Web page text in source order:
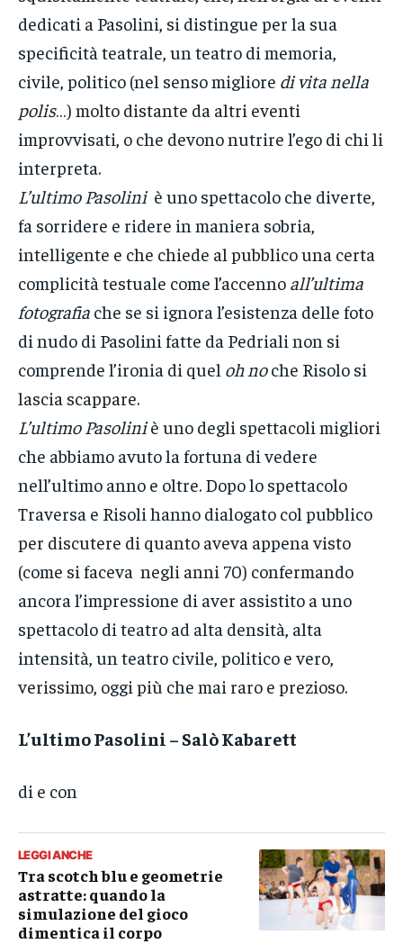
dedicati a Pasolini, si distingue per la sua
specificità teatrale, un teatro di memoria,
civile, politico (nel senso migliore di vita nella
polis…) molto distante da altri eventi
improvvisati, o che devono nutrire l’ego di chi li
interpreta.
L’ultimo Pasoliniè uno spettacolo che diverte,
fa sorridere e ridere in maniera sobria,
intelligente e che chiede al pubblico una certa
complicità testuale come l’accenno all’ultima
fotografia che se si ignora l’esistenza delle foto
di nudo di Pasolini fatte da Pedriali non si
comprende l’ironia di quel oh noche Risolo si
lascia scappare.
L’ultimo Pasoliniè uno degli spettacoli migliori
che abbiamo avuto la fortuna di vedere
nell’ultimo anno e oltre. Dopo lo spettacolo
Traversa e Risoli hanno dialogato col pubblico
per discutere di quanto aveva appena visto
(come si faceva negli anni 70) confermando
ancora l’impressione di aver assistito a uno
spettacolo di teatro ad alta densità, alta
intensità, un teatro civile, politico e vero,
verissimo, oggi più che mai raro e prezioso.
L’ultimo Pasolini – Salò Kabarett
di e con
LEGGI ANCHE
Tra scotch blu e geometrie
astratte: quando la
simulazione del gioco
dimentica il corpo